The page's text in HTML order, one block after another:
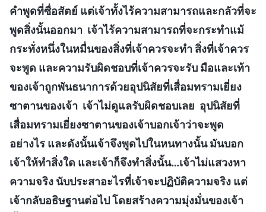
คำพูดที่ซื่อสัตย์ แต่เจ้าทั้งไร้ความสามารถและกลัวที่จะ
พูดสิ่งนั้นออกมา เจ้าไร้ความสามารถที่จะกระทำแม้
กระทั่งหนึ่งในหมื่นของสิ่งที่เจ้าควรจะทำ สิ่งที่เจ้าควร
จะพูด และความรับผิดชอบที่เจ้าควรจะรับ มือและเท้า
ของเจ้าถูกพันธนาการด้วยอุปนิสัยที่เสื่อมทรามเยี่ยง
ซาตานของเจ้า เจ้าไม่ดูแลรับผิดชอบเลย อุปนิสัยที่
เสื่อมทรามเยี่ยงซาตานของเจ้าบอกเจ้าว่าจะพูด
อย่างไร และดังนั้นเจ้าจึงพูดไปในหนทางนั้น มันบอก
เจ้าให้ทำสิ่งใด และเจ้าก็จึงทำสิ่งนั้น…เจ้าไม่แสวงหา
ความจริง นับประสาอะไรที่เจ้าจะปฏิบัติความจริง แต่
เจ้ากลับอธิษฐานต่อไป โดยสร้างความมุ่งมั่นของเจ้า